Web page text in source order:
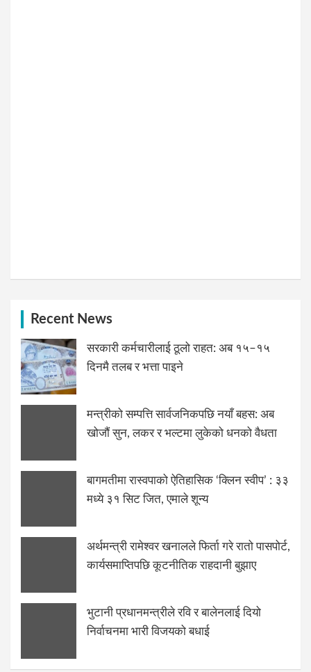
Recent News
सरकारी कर्मचारीलाई ठूलो राहत: अब १५–१५
दिनमै तलब र भत्ता पाइने
मन्त्रीको सम्पत्ति सार्वजनिकपछि नयाँ बहस: अब
खोजौं सुन, लकर र भल्टमा लुकेको धनको वैधता
बागमतीमा रास्वपाको ऐतिहासिक ‘क्लिन स्वीप’ : ३३
मध्ये ३१ सिट जित, एमाले शून्य
अर्थमन्त्री रामेश्वर खनालले फिर्ता गरे रातो पासपोर्ट,
कार्यसमाप्तिपछि कूटनीतिक राहदानी बुझाए
भुटानी प्रधानमन्त्रीले रवि र बालेनलाई दियो
निर्वाचनमा भारी विजयको बधाई